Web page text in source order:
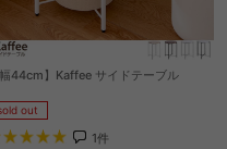
幅44cm】Kaffee サイドテーブル
out
1件